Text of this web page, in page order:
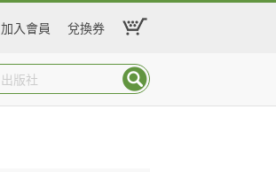
加入會員 兌換券